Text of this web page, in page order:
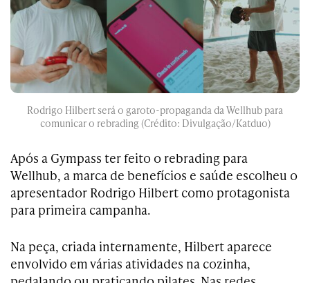
Rodrigo Hilbert será o garoto-propaganda da Wellhub para
comunicar o rebrading (Crédito: Divulgação/Katduo)
Após a Gympass ter feito o rebrading para
Wellhub, a marca de benefícios e saúde escolheu o
apresentador Rodrigo Hilbert como protagonista
para primeira campanha.
Na peça, criada internamente, Hilbert aparece
envolvido em várias atividades na cozinha,